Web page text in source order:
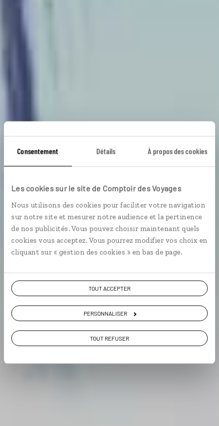
Consentement Détails À propos des cookies
Les cookies sur le site de Comptoir des Voyages
Nous utilisons des cookies pour faciliter votre navigation
sur notre site et mesurer notre audience et la pertinence
de nos publicités. Vous pouvez choisir maintenant quels
cookies vous acceptez. Vous pourrez modifier vos choix en
cliquant sur « gestion des cookies » en bas de page.
TOUT ACCEPTER
PERSONNALISER
TOUT REFUSER
Pacifique et
Caraïbes en duo
Voyage de noces Colombie : Carthagène, côte
pacifique.
En amoureux
Voir les 68 avis sur les voyages en Colombie
VOIR LA GALERIE PHOTOS